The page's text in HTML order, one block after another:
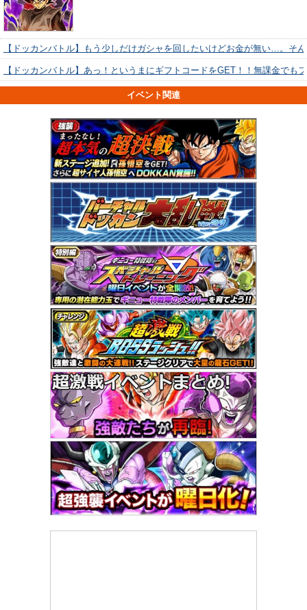
【ドッカンバトル】もう少しだけガシャを回したいけどお金が無い…。そ
【ドッカンバトル】あっ！というまにギフトコードをGET！！無課金でも
イベント関連